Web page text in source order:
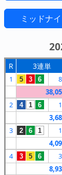
ミッドナ
R 3連単
1 5 3 6
2
4 1 6
3
2 6 1
4
3 5 6